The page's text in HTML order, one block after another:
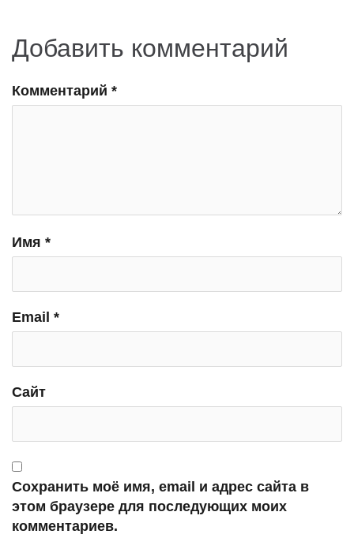
Добавить комментарий
Комментарий *
Имя *
Email *
Сайт
Сохранить моё имя, email и адрес сайта в
этом браузере для последующих моих
комментариев.